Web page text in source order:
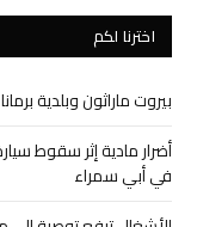
اخترنا لكم
بيروت ماراثون وبلدية
أضرار مادية إثر سقوط
في أبي سمراء